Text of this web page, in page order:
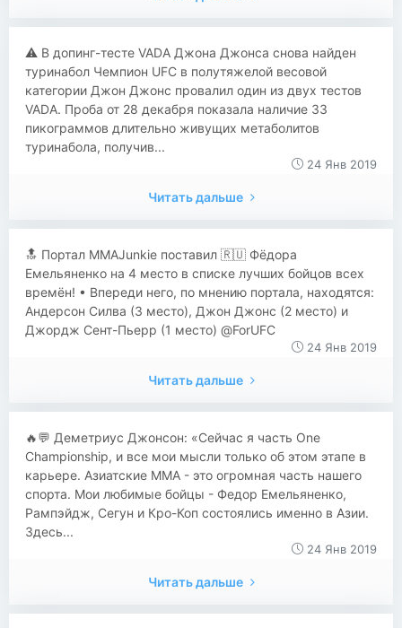
​​⚠ В допинг-тесте VADA Джона Джонса снова найден
туринабол Чемпион UFC в полутяжелой весовой
категории Джон Джонс провалил один из двух тестов
VADA. Проба от 28 декабря показала наличие 33
пикограммов длительно живущих метаболитов
туринабола, получив...
24 Янв 2019
Читать дальше
​​🔝 Портал MMAJunkie поставил 🇷🇺 Фёдора
Емельяненко на 4 место в списке лучших бойцов всех
времён! • Впереди него, по мнению портала, находятся:
Андерсон Силва (3 место), Джон Джонс (2 место) и
Джордж Сент-Пьерр (1 место) @ForUFC
24 Янв 2019
Читать дальше
​​🔥💬 Деметриус Джонсон: «Сейчас я часть One
Championship, и все мои мысли только об этом этапе в
карьере. Азиатские ММА - это огромная часть нашего
спорта. Мои любимые бойцы - Федор Емельяненко,
Рампэйдж, Сегун и Кро-Коп состоялись именно в Азии.
Здесь...
24 Янв 2019
Читать дальше